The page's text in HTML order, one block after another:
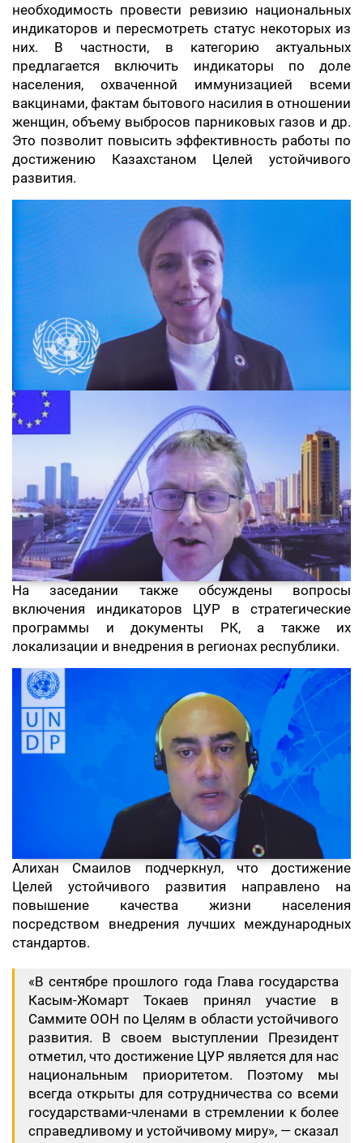
необходимость провести ревизию национальных
индикаторов и пересмотреть статус некоторых из
них. В частности, в категорию актуальных
предлагается включить индикаторы по доле
населения, охваченной иммунизацией всеми
вакцинами, фактам бытового насилия в отношении
женщин, объему выбросов парниковых газов и др.
Это позволит повысить эффективность работы по
достижению Казахстаном Целей устойчивого
развития.
На заседании также обсуждены вопросы
включения индикаторов ЦУР в стратегические
программы и документы РК, а также их
локализации и внедрения в регионах республики.
Алихан Смаилов подчеркнул, что достижение
Целей устойчивого развития направлено на
повышение качества жизни населения
посредством внедрения лучших международных
стандартов.
«В сентябре прошлого года Глава государства
Касым-Жомарт Токаев принял участие в
Саммите ООН по Целям в области устойчивого
развития. В своем выступлении Президент
отметил, что достижение ЦУР является для нас
национальным приоритетом. Поэтому мы
всегда открыты для сотрудничества со всеми
государствами-членами в стремлении к более
справедливому и устойчивому миру», — сказал